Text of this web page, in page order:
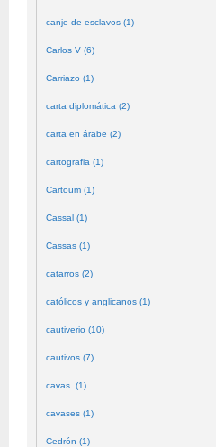
canje de esclavos (1)
Carlos V (6)
Carriazo (1)
carta diplomática (2)
carta en árabe (2)
cartografia (1)
Cartoum (1)
Cassal (1)
Cassas (1)
catarros (2)
católicos y anglicanos (1)
cautiverio (10)
cautivos (7)
cavas. (1)
cavases (1)
Cedrón (1)